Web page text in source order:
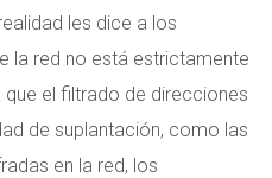
les dice a los
la red no está estrictamente
el filtrado de direcciones
de suplantación, como las
en la red, los